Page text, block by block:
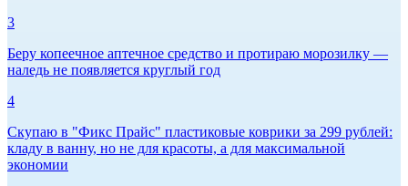
3
Беру копеечное аптечное средство и протираю морозилку —
наледь не появляется круглый год
4
Скупаю в "Фикс Прайс" пластиковые коврики за 299 рублей:
кладу в ванну, но не для красоты, а для максимальной
экономии